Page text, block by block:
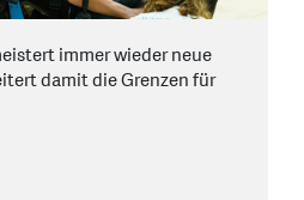
immer wieder neue
damit die Grenzen für